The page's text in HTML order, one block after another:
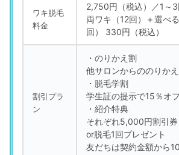
ワキ脱毛
料金
2,750円（税込）／1～3
両ワキ（12回）＋選べ
回） 330円（税込）
割引プラ
ン
・のりかえ割
他サロンからののりか
・脱毛学割
学生証の提示で15％オフ
・紹介特典
それぞれ5,000円割引
or脱毛1回プレゼント
友だちは契約金額から